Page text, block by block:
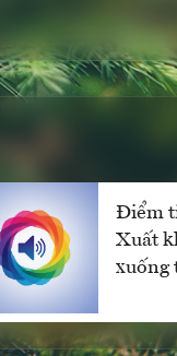
Điểm
Xuất
xuống